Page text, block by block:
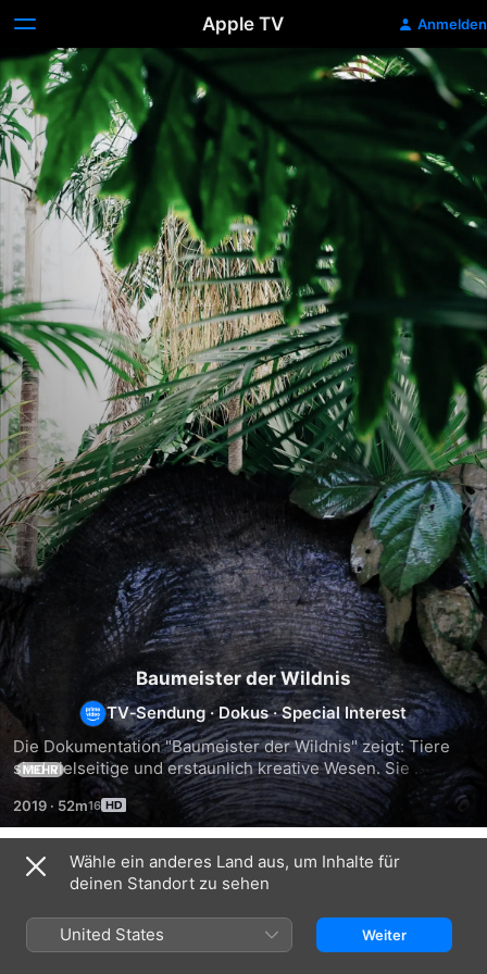
Apple TV Anmelden
Baumeister der Wildnis
TV‑Sendung ·Dokus ·Special Interest
Die Dokumentation "Baumeister der Wildnis" zeigt: Tiere
sind vielseitige und erstaunlich kreative Wesen. Sie
gestalten aktiv ihre Welt - als Architekten, Ingenieure und
Baumeister.
MEHR
2019 · 52m
Staffel 1
Wähle ein anderes Land aus, um Inhalte für
deinen Standort zu sehen
United States Weiter